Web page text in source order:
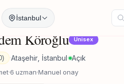
İstanbul
Köroğlu Unisex
·Ataşehir, İstanbul· Açık
·6 uzman·Manuel onay